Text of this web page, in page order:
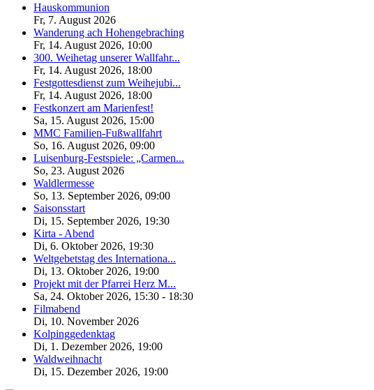
Hauskommunion
Fr, 7. August 2026
Wanderung ach Hohengebraching
Fr, 14. August 2026, 10:00
300. Weihetag unserer Wallfahr...
Fr, 14. August 2026, 18:00
Festgottesdienst zum Weihejubi...
Fr, 14. August 2026, 18:00
Festkonzert am Marienfest!
Sa, 15. August 2026, 15:00
MMC Familien-Fußwallfahrt
So, 16. August 2026, 09:00
Luisenburg-Festspiele: „Carmen...
So, 23. August 2026
Waldlermesse
So, 13. September 2026, 09:00
Saisonsstart
Di, 15. September 2026, 19:30
Kirta - Abend
Di, 6. Oktober 2026, 19:30
Weltgebetstag des Internationa...
Di, 13. Oktober 2026, 19:00
Projekt mit der Pfarrei Herz M...
Sa, 24. Oktober 2026, 15:30 - 18:30
Filmabend
Di, 10. November 2026
Kolpinggedenktag
Di, 1. Dezember 2026, 19:00
Waldweihnacht
Di, 15. Dezember 2026, 19:00